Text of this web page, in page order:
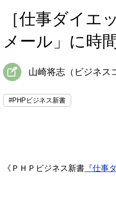
［仕事ダイエ
メール」に時
山崎将志（ビジネス
#PHPビジネス新書
《ＰＨＰビジネス新書 『仕事